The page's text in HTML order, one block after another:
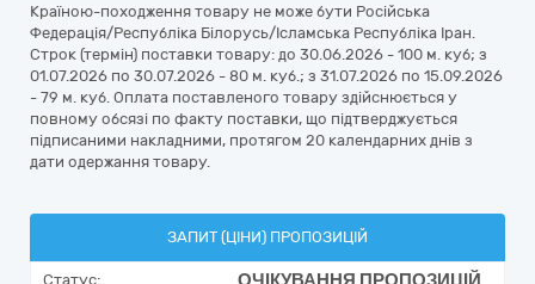
Країною-походження товару не може бути Російська
Федерація/Республіка Білорусь/Ісламська Республіка Іран.
Строк (термін) поставки товару: до 30.06.2026 - 100 м. куб; з
01.07.2026 по 30.07.2026 - 80 м. куб.; з 31.07.2026 по 15.09.2026
- 79 м. куб. Оплата поставленого товару здійснюється у
повному обсязі по факту поставки, що підтверджується
підписаними накладними, протягом 20 календарних днів з
дати одержання товару.
ЗАПИТ (ЦІНИ) ПРОПОЗИЦІЙ
Статус: